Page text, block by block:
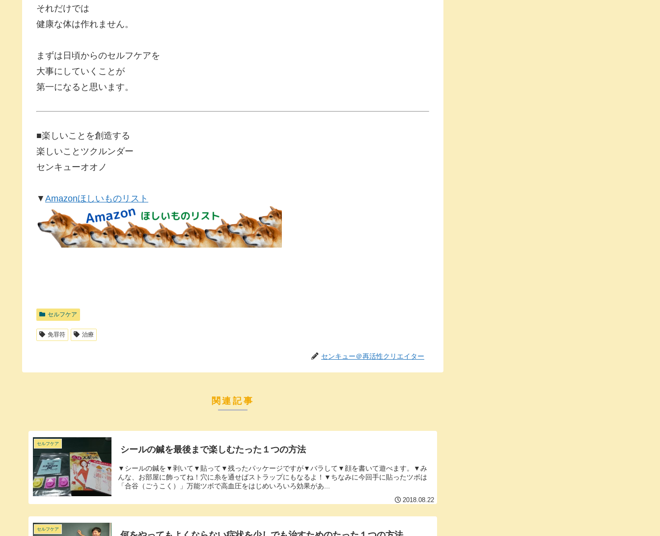
それだけでは
健康な体は作れません。
まずは日頃からのセルフケアを
大事にしていくことが
第一になると思います。
■楽しいことを創造する
楽しいことツクルンダー
センキューオオノ
▼ Amazonほしいものリスト
セルフケア
免罪符 治療
センキュー＠再活性クリエイター
関連記事
セルフケア
シールの鍼を最後まで楽しむたった１つの方法
▼シールの鍼を▼剥いて▼貼って▼残ったパッケージですが▼バラして▼顔を書いて遊べます。▼み
んな、お部屋に飾ってね！穴に糸を通せばストラップにもなるよ！▼ちなみに今回手に貼ったツボは
「合谷（ごうこく）」万能ツボで高血圧をはじめいろいろ効果があ...
2018.08.22
セルフケア